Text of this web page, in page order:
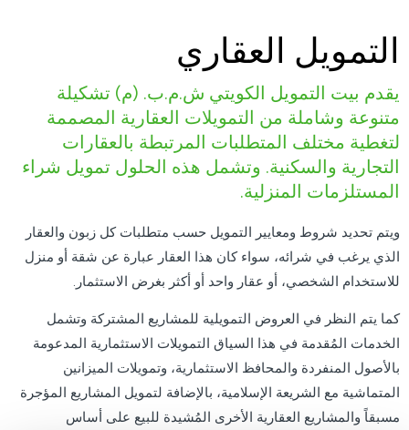
التمويل العقاري
يقدم بيت التمويل الكويتي ش.م.ب. (م) تشكيلة
متنوعة وشاملة من التمويلات العقارية المصممة
لتغطية مختلف المتطلبات المرتبطة بالعقارات
التجارية والسكنية. وتشمل هذه الحلول تمويل شراء
المستلزمات المنزلية.
ويتم تحديد شروط ومعايير التمويل حسب متطلبات كل زبون والعقار
الذي يرغب في شرائه، سواء كان هذا العقار عبارة عن شقة أو منزل
للاستخدام الشخصي، أو عقار واحد أو أكثر بغرض الاستثمار.
كما يتم النظر في العروض التمويلية للمشاريع المشتركة وتشمل
الخدمات المُقدمة في هذا السياق التمويلات الاستثمارية المدعومة
بالأصول المنفردة والمحافظ الاستثمارية، وتمويلات الميزانين
المتماشية مع الشريعة الإسلامية، بالإضافة لتمويل المشاريع المؤجرة
مسبقاً والمشاريع العقارية الأخرى المُشيدة للبيع على أساس